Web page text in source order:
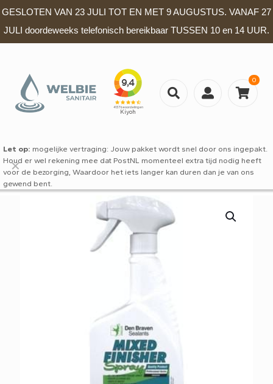
GESLOTEN VAN 23 JULI TOT EN MET 9 AUGUSTUS. VANAF 27
JULI doordeweeks telefonisch bereikbaar TUSSEN 10 en 14 UUR.
0
Let op: mogelijke vertraging: Jouw pakket wordt snel door ons ingepakt.
Houd er wel rekening mee dat PostNL momenteel extra tijd nodig heeft
voor de bezorging, Waardoor het iets langer kan duren dan je van ons
gewend bent.
✕